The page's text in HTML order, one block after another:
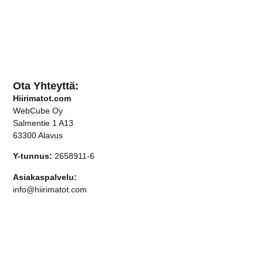
Ota Yhteyttä:
Hiirimatot.com
WebCube Oy
Salmentie 1 A13
63300 Alavus
Y-tunnus: 2658911-6
Asiakaspalvelu:
info@hiirimatot.com